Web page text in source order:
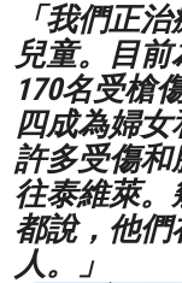
「我們正
兒童。目
170名受槍
四成為婦女
許多受傷和
往泰維萊。
都說，他們
人。」